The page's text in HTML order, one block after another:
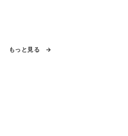
もっと見る